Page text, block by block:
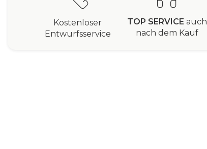
Kostenloser
Entwurfsservice
TOP SERVICE auch
nach dem Kauf